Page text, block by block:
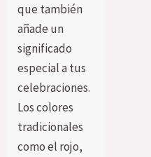
que también
añade un
significado
especial a tus
celebraciones.
Los colores
tradicionales
como el rojo,